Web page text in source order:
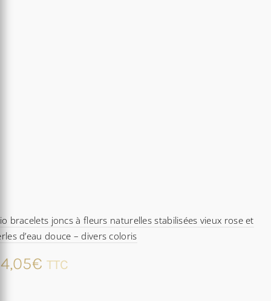
bracelets joncs à fleurs naturelles stabilisées vieux rose et
d’eau douce – divers coloris
€ TTC